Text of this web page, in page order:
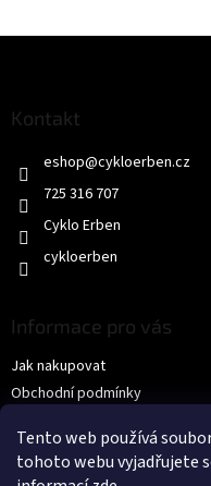
Tento web používá
tohoto webu vyjadřujete
Kontakt
eshop@cykloerben.cz
725 316 707
Cyklo Erben
cykloerben
Informace pro vás
Jak nakupovat
Obchodní podmínky
KONTAKTY